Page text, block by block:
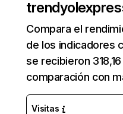
Compara el
de los indicadores
se recibieron
comparación con
Visitas